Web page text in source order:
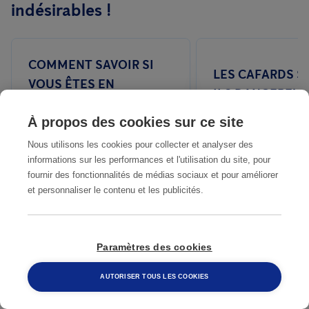
périodiques, traitements sans toxines, suivi).
indésirables !
COMMENT SAVOIR SI
VOUS ÊTES EN
CAFARDS ?
LES CAFARDS
ILS DANGEREUX
POUR L'HOMME
CHOSES INSOLITES
SUR LES CAFARDS
À propos des cookies sur ce site
Nous utilisons les cookies pour collecter et analyser des
informations sur les performances et l'utilisation du site, pour
fournir des fonctionnalités de médias sociaux et pour améliorer
et personnaliser le contenu et les publicités.
Paramètres des cookies
AUTORISER TOUS LES COOKIES